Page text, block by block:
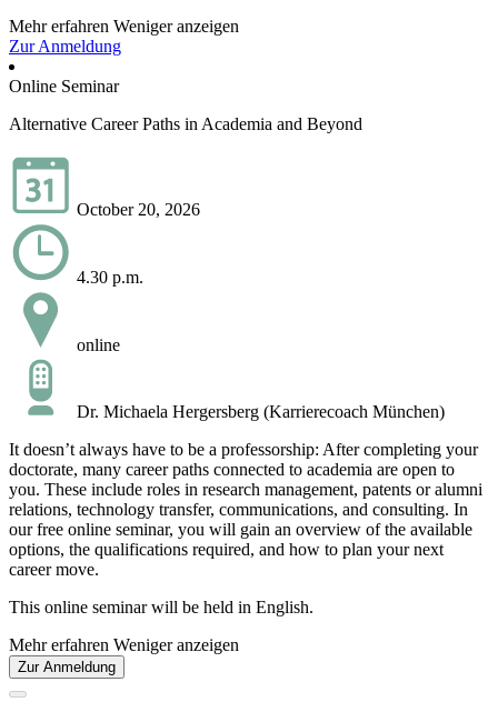
Mehr erfahren Weniger anzeigen
Zur Anmeldung
Online Seminar
Alternative Career Paths in Academia and Beyond
October 20, 2026
4.30 p.m.
online
Dr. Michaela Hergersberg (Karrierecoach München)
It doesn’t always have to be a professorship: After completing your
doctorate, many career paths connected to academia are open to
you. These include roles in research management, patents or alumni
relations, technology transfer, communications, and consulting. In
our free online seminar, you will gain an overview of the available
options, the qualifications required, and how to plan your next
career move.
This online seminar will be held in English.
Mehr erfahren Weniger anzeigen
Zur Anmeldung